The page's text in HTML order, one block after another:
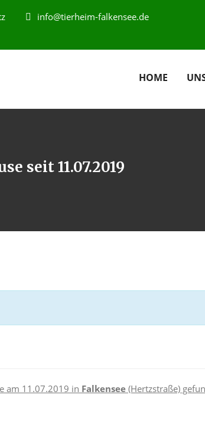
info@tierheim-falkensee.de
HOME
seit 11.07.2019
am 11.07.2019 in Falkensee (Hertzstraße)